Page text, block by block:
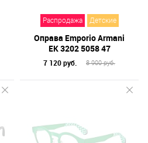
Распродажа Детские
Оправа Emporio Armani
EK 3202 5058 47
7 120 руб. 8 900 руб.